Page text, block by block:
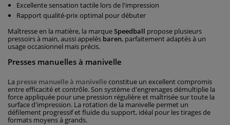
Excellente sensation tactile lors de l'impression
Rapport qualité-prix optimal pour débuter
Maîtresse en la matière, la marqueSpeedball propose plusieurs
pressoirs à main, aussi appelés baren, parfaitement adaptés à un
usage occasionnel mais précis.
Presses manuelles à manivelle
La presse manuelle à manivelleconstitue un excellent compromis
entre efficacité et contrôle. Son système d'engrenages démultiplie la
force appliquée pour une pression régulière et maîtrisée sur toute la
surface d'impression. La rotation de la manivelle permet un
défilement progressif et fluide du support, idéal pour les tirages de
formats moyens à grands.